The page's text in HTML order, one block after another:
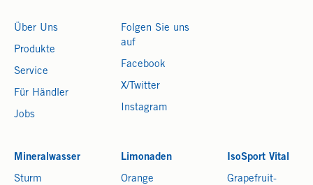
Mineralwasser
Sturm
Limonaden
Orange
IsoSport Vital
Grapefruit-
Über Uns
Produkte
Service
Für Händler
Jobs
Folgen Sie uns
auf
Facebook
X/Twitter
Instagram